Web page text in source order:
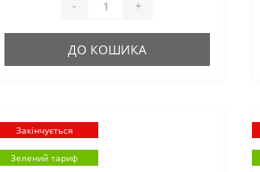
- +
ДО КОШИКА
Закінчується
Зелений тариф